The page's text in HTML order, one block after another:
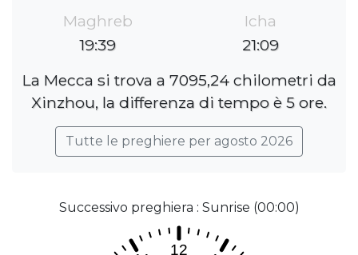
Maghreb
19:39
Icha
21:09
La Mecca si trova a 7095,24 chilometri da
Xinzhou, la differenza di tempo è 5 ore.
Tutte le preghiere per agosto 2026
Successivo preghiera : Sunrise (00:00)